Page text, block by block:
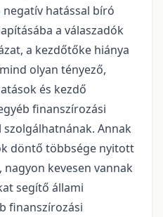
hatással bíró
a válaszadók
a kezdőtőke hiánya
olyan tényező,
és kezdő
finanszírozási
Annak
döntő többsége nyitott
kevesen vannak
segítő állami
finanszírozási